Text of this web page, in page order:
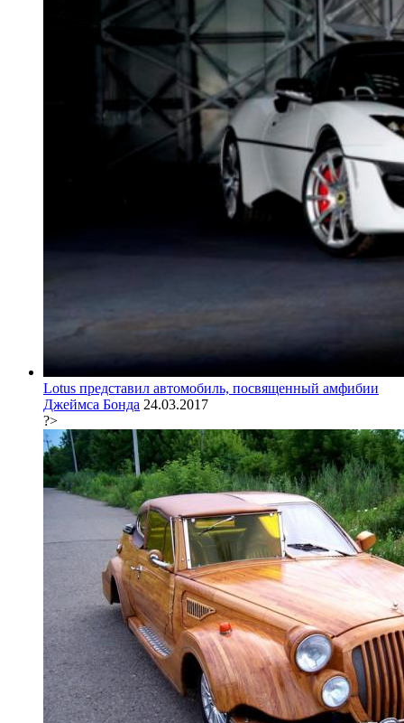
Lotus представил автомобиль, посвященный амфибии
Джеймса Бонда 24.03.2017
?>